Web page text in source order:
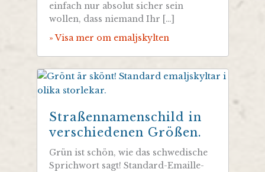
einfach nur absolut sicher sein
wollen, dass niemand Ihr […]
» Visa mer om emaljskylten
Straßennamenschild in
verschiedenen Größen.
Grün ist schön, wie das schwedische
Sprichwort sagt! Standard-Emaille-